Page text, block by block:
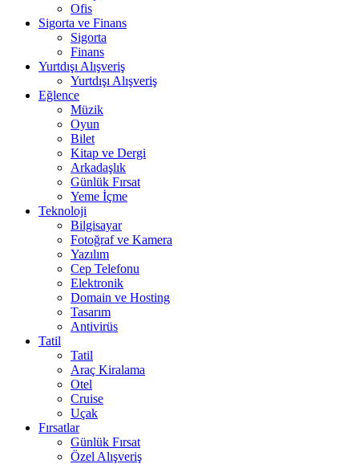
Ofis
Sigorta ve Finans
Sigorta
Finans
Yurtdışı Alışveriş
Yurtdışı Alışveriş
Eğlence
Müzik
Oyun
Bilet
Kitap ve Dergi
Arkadaşlık
Günlük Fırsat
Yeme İçme
Teknoloji
Bilgisayar
Fotoğraf ve Kamera
Yazılım
Cep Telefonu
Elektronik
Domain ve Hosting
Tasarım
Antivirüs
Tatil
Tatil
Araç Kiralama
Otel
Cruise
Uçak
Fırsatlar
Günlük Fırsat
Özel Alışveriş